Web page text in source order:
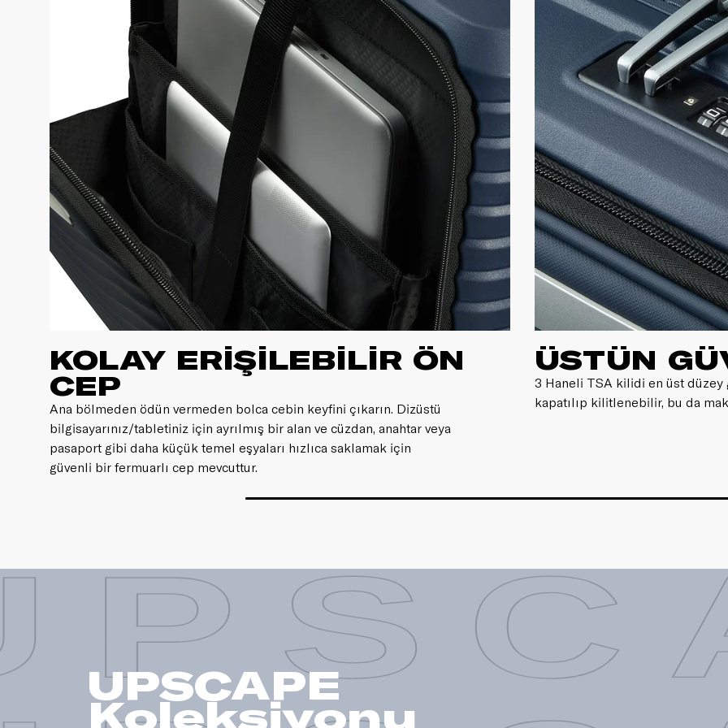
KOLAY ERİŞİLEBİLİR ÖN
CEP
Ana bölmeden ödün vermeden bolca cebin keyfini çıkarın. Dizüstü
bilgisayarınız/tabletiniz için ayrılmış bir alan ve cüzdan, anahtar veya
pasaport gibi daha küçük temel eşyaları hızlıca saklamak için
güvenli bir fermuarlı cep mevcuttur.
ÜSTÜN
3 Haneli TSA kilidi en üst düzey
kapatılıp kilitlenebilir, bu da
UPSCAPE
Koleksiyonu